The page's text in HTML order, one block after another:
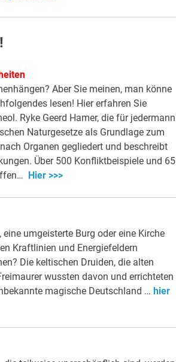
Aber Sie meinen, man könne
lesen! Hier erfahren Sie
Ryke Geerd Hamer, die für jedermann
Naturgesetze als Grundlage zum
Organen gegliedert und beschreibt
Über 500 Konfliktbeispiele und 65
Hier >>>
umgeisterte Burg oder eine Kirche
Kraftlinien und Energiefeldern
Die keltischen Druiden, die alten
wussten davon und errichteten
magische Deutschland … hier